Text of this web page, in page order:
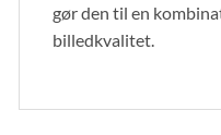
gør den til en
billedkvalitet.